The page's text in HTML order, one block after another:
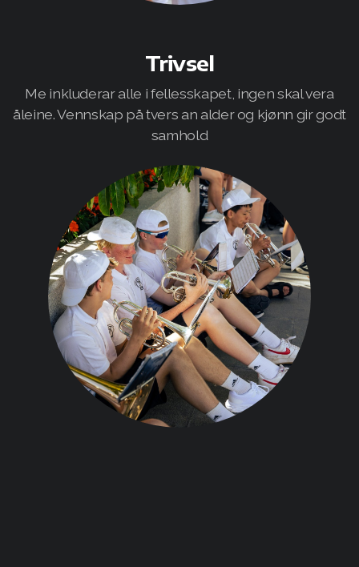
Trivsel
Me inkluderar alle i fellesskapet, ingen skal vera
åleine. Vennskap på tvers an alder og kjønn gir godt
samhold